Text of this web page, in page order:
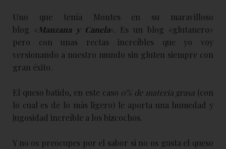
Uno que tenía Montes en su maravilloso
blog « Manzana y Canela«. Es un blog «glutanero»
pero con unas rectas increíbles que yo voy
versionando a nuestro mundo sin gluten siempre con
gran éxito.
El queso batido, en este caso 0% de materia grasa (con
lo cual es de lo más ligero) le aporta una humedad y
jugosidad increíble a los bizcochos.
Y no os preocupes por el sabor si no os gusta el queso